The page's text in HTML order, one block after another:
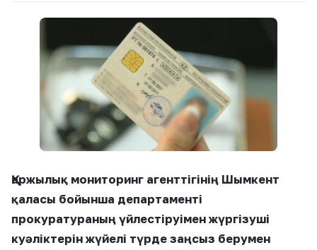
Қаржылық мониторинг агенттігінің Шымкент
қаласы бойынша департаменті
прокуратураның үйлестіруімен жүргізуші
куәліктерін жүйелі түрде заңсыз берумен